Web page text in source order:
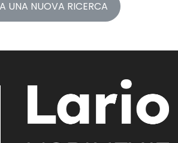
UNA NUOVA RICERCA